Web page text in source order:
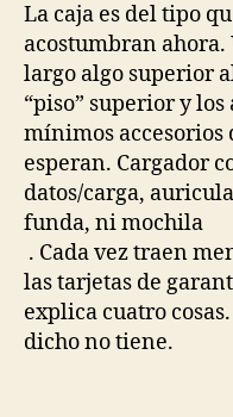
La caja es del tipo
acostumbran ahora.
largo algo superior
“piso” superior y
mínimos accesorios
esperan. Cargador
datos/carga,
funda, ni mochila
. Cada vez traen
las tarjetas de
explica cuatro
dicho no tiene.